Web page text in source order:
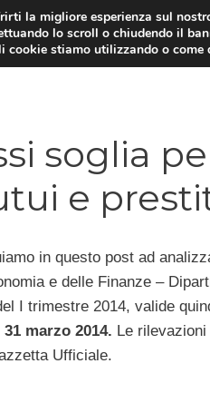
soglia
e
in questo post ad
e delle Finanze –
I trimestre 2014, valide
31 marzo 2014. Le
Ufficiale.
la migliore esperienza sul
lo scroll o chiudendo il
cookie stiamo utilizzando o